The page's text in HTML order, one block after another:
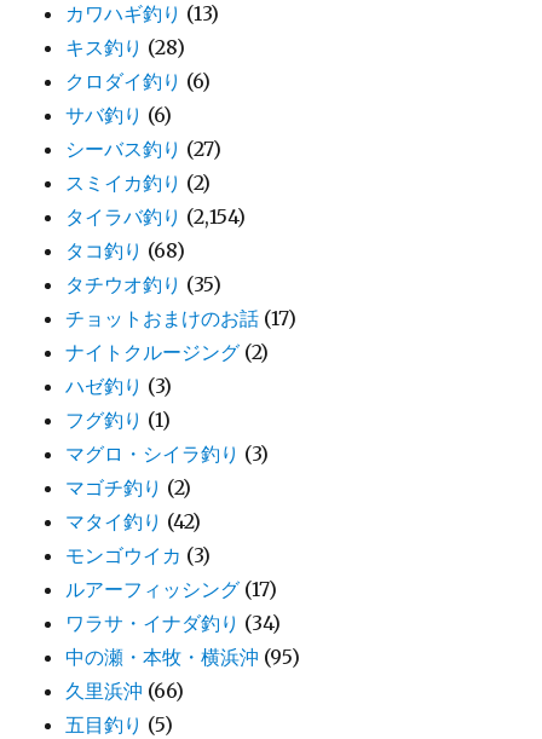
カワハギ釣り (13)
キス釣り (28)
クロダイ釣り (6)
サバ釣り (6)
シーバス釣り (27)
スミイカ釣り (2)
タイラバ釣り (2,154)
タコ釣り (68)
タチウオ釣り (35)
チョットおまけのお話 (17)
ナイトクルージング (2)
ハゼ釣り (3)
フグ釣り (1)
マグロ・シイラ釣り (3)
マゴチ釣り (2)
マタイ釣り (42)
モンゴウイカ (3)
ルアーフィッシング (17)
ワラサ・イナダ釣り (34)
中の瀬・本牧・横浜沖 (95)
久里浜沖 (66)
五目釣り (5)